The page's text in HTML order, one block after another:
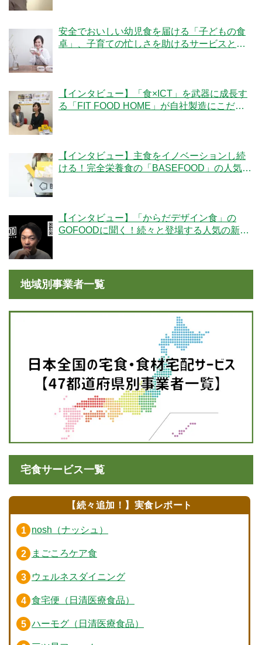
安全でおいしい幼児食を届ける「子どもの食
卓」、子育ての忙しさを助けるサービスと
【インタビュー】「食×ICT」を武器に成長す
る「FIT FOOD HOME」が自社製造にこだわ
【インタビュー】主食をイノベーションし続
ける！完全栄養食の「BASEFOOD」の人気の
【インタビュー】「からだデザイン食」の
GOFOODに聞く！続々と登場する人気の新メ
地域別事業者一覧
宅食サービス一覧
【続々追加！】実食レポート
nosh（ナッシュ）
まごころケア食
ウェルネスダイニング
食宅便（日清医療食品）
ハーモグ（日清医療食品）